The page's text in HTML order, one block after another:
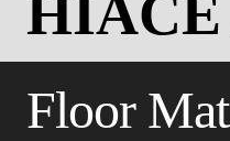
Floor Mat